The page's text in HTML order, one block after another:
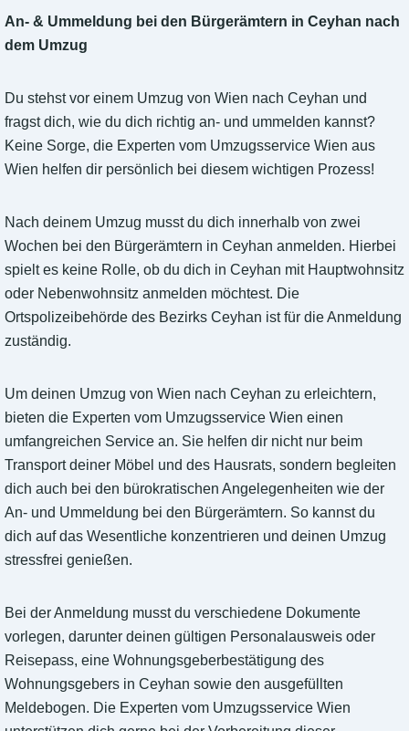
An- & Ummeldung bei den Bürgerämtern in Ceyhan nach
dem Umzug
Du stehst vor einem Umzug von Wien nach Ceyhan und
fragst dich, wie du dich richtig an- und ummelden kannst?
Keine Sorge, die Experten vom Umzugsservice Wien aus
Wien helfen dir persönlich bei diesem wichtigen Prozess!
Nach deinem Umzug musst du dich innerhalb von zwei
Wochen bei den Bürgerämtern in Ceyhan anmelden. Hierbei
spielt es keine Rolle, ob du dich in Ceyhan mit Hauptwohnsitz
oder Nebenwohnsitz anmelden möchtest. Die
Ortspolizeibehörde des Bezirks Ceyhan ist für die Anmeldung
zuständig.
Um deinen Umzug von Wien nach Ceyhan zu erleichtern,
bieten die Experten vom Umzugsservice Wien einen
umfangreichen Service an. Sie helfen dir nicht nur beim
Transport deiner Möbel und des Hausrats, sondern begleiten
dich auch bei den bürokratischen Angelegenheiten wie der
An- und Ummeldung bei den Bürgerämtern. So kannst du
dich auf das Wesentliche konzentrieren und deinen Umzug
stressfrei genießen.
Bei der Anmeldung musst du verschiedene Dokumente
vorlegen, darunter deinen gültigen Personalausweis oder
Reisepass, eine Wohnungsgeberbestätigung des
Wohnungsgebers in Ceyhan sowie den ausgefüllten
Meldebogen. Die Experten vom Umzugsservice Wien